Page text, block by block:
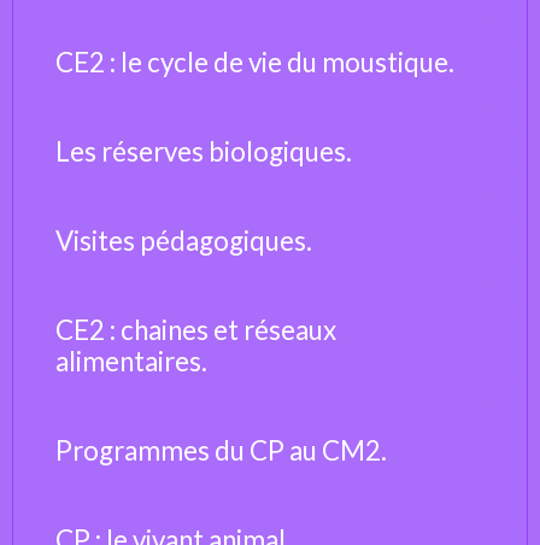
CE2 : le cycle de vie du moustique.
Les réserves biologiques.
Visites pédagogiques.
CE2 : chaines et réseaux
alimentaires.
Programmes du CP au CM2.